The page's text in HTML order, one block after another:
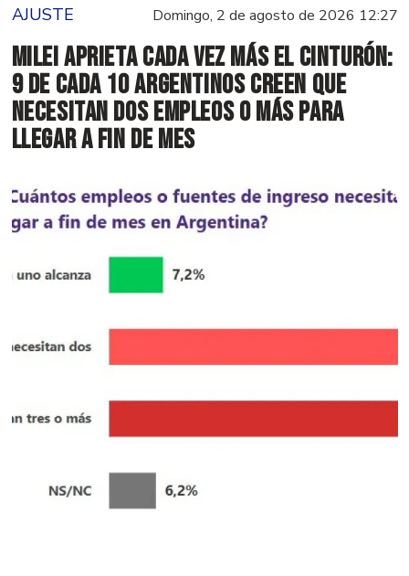
AJUSTE Domingo, 2 de agosto de 2026 12:27
Milei aprieta cada vez más el cinturón:
9 de cada 10 argentinos creen que
necesitan dos empleos o más para
llegar a fin de mes